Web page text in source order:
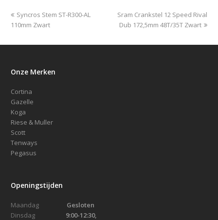
previous
post:
Syncros Stem ST-R300-AL
110mm Zwart
next
post:
Sram Crankstel 12 Speed Rival
Dub 172,5mm 48T/35T Zwart
Onze Merken
Cortina
Gazelle
Koga
Riese & Muller
Scott
Tenways
Pegasus
Openingstijden
Maandag Gesloten
Dinsdag 9:00-12:30,